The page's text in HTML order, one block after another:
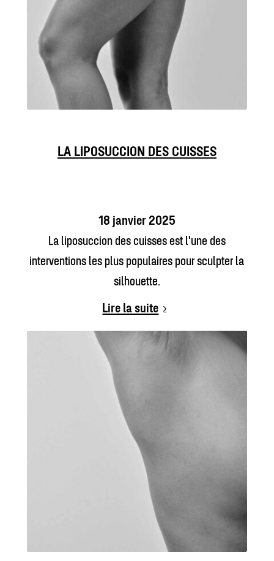
LA LIPOSUCCION DES CUISSES
18 janvier 2025
La liposuccion des cuisses est l'une des
interventions les plus populaires pour sculpter la
silhouette.
Lire la suite